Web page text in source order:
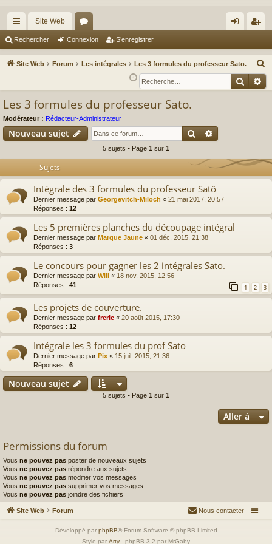
cc
ès
Site Web
or
u ne
xi
nr
eg
Rechercher Connexion S’enregistrer
Site Web Forum Les intégrales Les 3 formules du professeur Sato.
e
c
Les 3 formules du professeur Sato.
Modérateur : Rédacteur-Administrateur
Nouveau sujet Rechercher
5 sujets • Page 1 sur 1
Sujets
Intégrale des 3 formules du professeur Satô
Dernier message par Georgevitch-Miloch « 21 mai 2017, 20:57
Réponses : 12
Les 5 premières planches du découpage intégral
Dernier message par Marque Jaune « 01 déc. 2015, 21:38
Réponses : 3
Le concours pour gagner les 2 intégrales Sato.
Dernier message par Will « 18 nov. 2015, 12:56
Réponses : 41 1 2 3
Les projets de couverture.
Dernier message par freric « 20 août 2015, 17:30
Réponses : 12
Intégrale les 3 formules du prof Sato
Dernier message par Pix « 15 juil. 2015, 21:36
Réponses : 6
Nouveau sujet
5 sujets • Page 1 sur 1
Aller à
Permissions du forum
Vous ne pouvez pas poster de nouveaux sujets
Vous ne pouvez pas répondre aux sujets
Vous ne pouvez pas modifier vos messages
Vous ne pouvez pas supprimer vos messages
Vous ne pouvez pas joindre des fichiers
Site Web Forum Nous contacter
Développé par phpBB® Forum Software © phpBB Limited
Style par Arty - phpBB 3.2 par MrGaby